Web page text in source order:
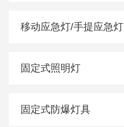
移动应急灯/手提应急灯
固定式照明灯
固定式防爆灯具